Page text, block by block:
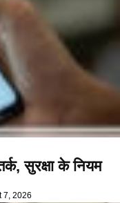
सुरक्षा के नियम
7, 2026